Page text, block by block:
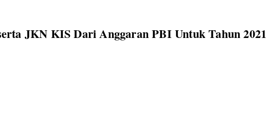
JKN KIS Dari Anggaran PBI Untuk Tahun 2021